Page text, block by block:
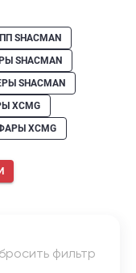
SHACMAN
SHACMAN
SHACMAN
XCMG
XCMG
фильтр